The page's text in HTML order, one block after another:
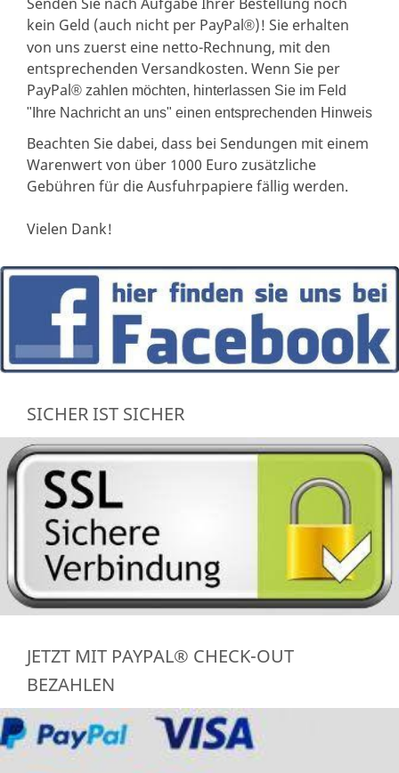
kein Geld (auch nicht per PayPal®)! Sie erhalten
von uns zuerst eine netto-Rechnung, mit den
entsprechenden Versandkosten. Wenn Sie per
PayPal® zahlen möchten, hinterlassen Sie im Feld
"Ihre Nachricht an uns" einen entsprechenden Hinweis
Beachten Sie dabei, dass bei Sendungen mit einem
Warenwert von über 1000 Euro zusätzliche
Gebühren für die Ausfuhrpapiere fällig werden.
Vielen Dank!
SICHER IST SICHER
JETZT MIT PAYPAL® CHECK-OUT
BEZAHLEN